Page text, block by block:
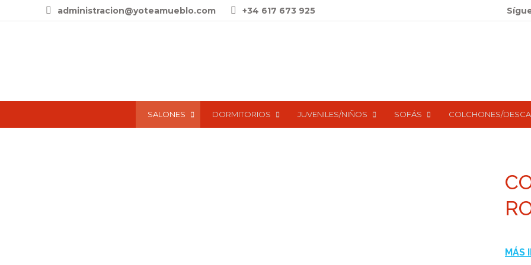
administracion@yoteamueblo.com +34 617 673 925
SALONES DORMITORIOS JUVENILES/NIÑOS SOFÁS COLCHONES/
MÁS